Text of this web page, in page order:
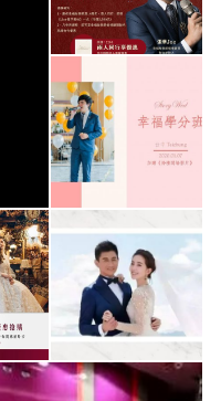
新人提供一站式服務，從
力以赴，我們相信透過我